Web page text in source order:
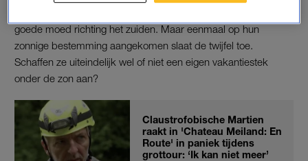
goede moed richting het zuiden. Maar eenmaal op hun
zonnige bestemming aangekomen slaat de twijfel toe.
Schaffen ze uiteindelijk wel of niet een eigen vakantiestek
onder de zon aan?
Claustrofobische Martien
raakt in 'Chateau Meiland: En
Route' in paniek tijdens
grottour: ‘Ik kan niet meer’